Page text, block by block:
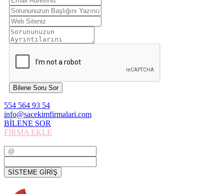
Bilene Soru Sor
554 564 93 54
info@sacekimfirmalari.com
BİLENE SOR
FİRMA EKLE
SİSTEME GİRİŞ